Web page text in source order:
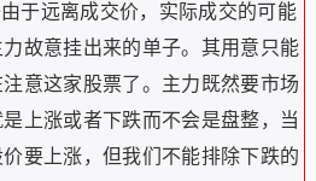
远离成交价，实际成交的可能
故意挂出来的单子。其用意只能
意这家股票了。主力既然要市场
上涨或者下跌而不会是盘整，当
要上涨，但我们不能排除下跌的